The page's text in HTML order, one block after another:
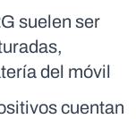
suelen ser
del móvil
cuentan